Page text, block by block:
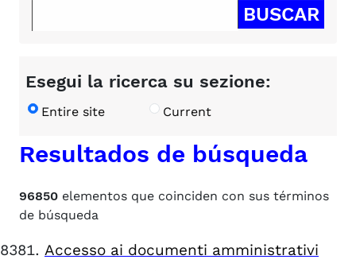
Esegui la ricerca su sezione:
Entire site Current
Resultados de búsqueda
96850 elementos que coinciden con sus términos
de búsqueda
Accesso ai documenti amministrativi